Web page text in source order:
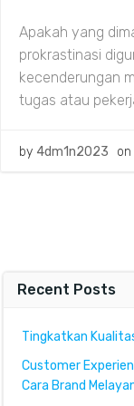
Apakah yang
prokrastinasi
kecenderungan
tugas atau
by 4dm1n2023 on
Recent Posts
Tingkatkan
Customer
Cara Brand